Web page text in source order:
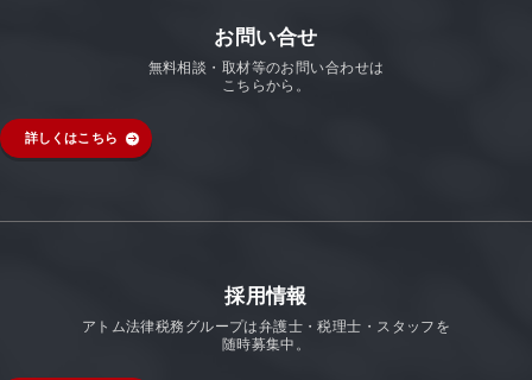
お問い合せ
無料相談・取材等のお問い合わせは
こちらから。
詳しくはこちら
採用情報
アトム法律税務グループは弁護士・税理士・スタッフを
随時募集中。